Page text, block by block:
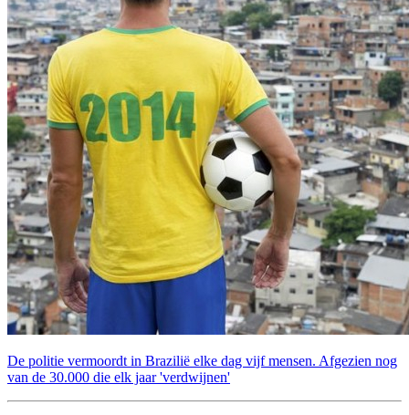
De politie vermoordt in Brazilië elke dag vijf mensen. Afgezien nog
van de 30.000 die elk jaar 'verdwijnen'